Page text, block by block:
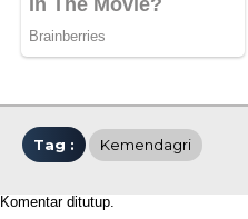
Tag : Kemendagri
Komentar ditutup.